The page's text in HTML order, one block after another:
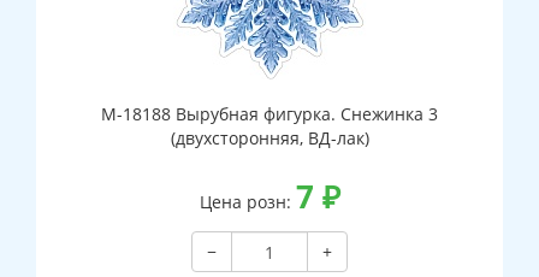
М-18188 Вырубная фигурка. Снежинка 3
(двухсторонняя, ВД-лак)
Цена розн: 7 ₽
−
+